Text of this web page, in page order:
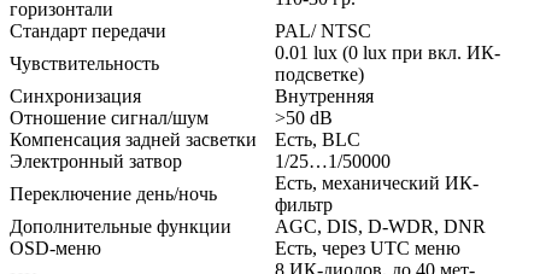
горизонтали
Стандарт передачи
PAL/ NTSC
Чувствительность
0.01 lux (0 lux при вкл. ИК-
подсветке)
Синхронизация
Внутренняя
Отношение сигнал/шум
>50 dB
Компенсация задней засветки
Есть, BLC
Электронный затвор
1/25…1/50000
Переключение день/ночь
Есть, механический ИК-
фильтр
Дополнительные функции
AGC, DIS, D-WDR, DNR
OSD-меню
Есть, через UTC меню